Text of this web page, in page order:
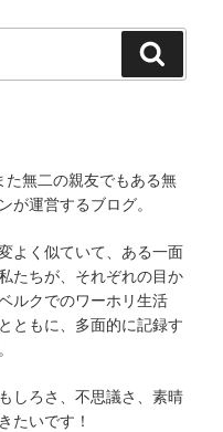
索
無二の親友でもある無
が運営するブログ。
よく似ていて、ある一面
たちが、それぞれの目か
ルクでのワーホリ生活
ともに、多面的に記録す
しろさ、不思議さ、素晴
たいです！